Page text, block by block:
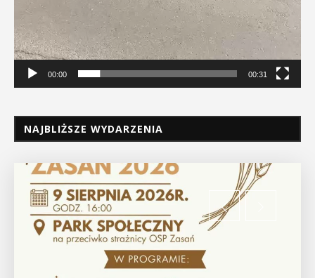
00:00 00:31
NAJBLIŻSZE WYDARZENIA